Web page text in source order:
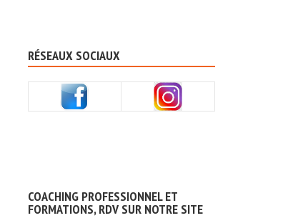
RÉSEAUX SOCIAUX
COACHING PROFESSIONNEL ET
FORMATIONS, RDV SUR NOTRE SITE